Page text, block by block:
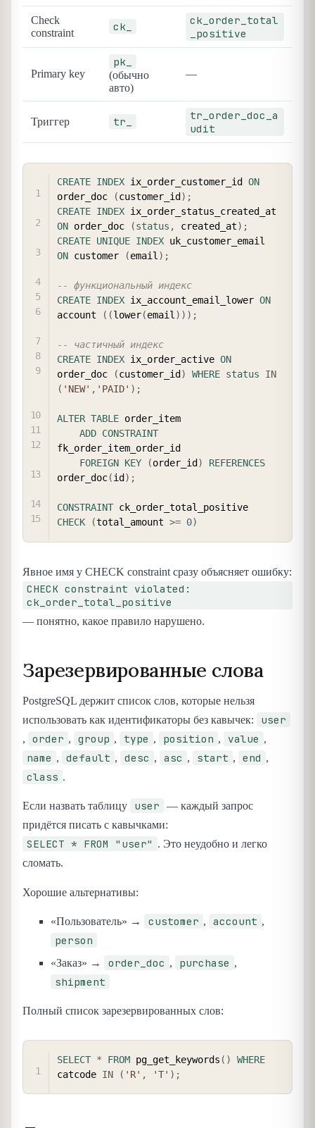
Check
constraint
ck_
ck_order_total
_positive
Primary key
pk_
(обычно
авто)
—
Триггер tr_
tr_order_doc_a
udit
CREATE INDEX ix_order_customer_id ON
order_doc
(customer_id ) ;
CREATE INDEX
ON order_doc (status , created_at) ;
CREATE UNIQUE INDEX
ON customer (email) ;
-- функциональный индекс
CREATE INDEX ix_account_email_lower ON
account
( (lower(email) ) ) ;
-- частичный индекс
CREATE INDEX ix_order_active ON
order_doc
(customer_id ) WHERE status
IN
( 'NEW' , 'PAID' ) ;
ALTER TABLE order_item
ADD CONSTRAINT
fk_order_item_order_id
FOREIGN KEY (order_id )
REFERENCES
order_doc(id ) ;
CONSTRAINT
CHECK
(total_amount >= 0)
COPY
Явное имя у CHECK constraint сразу объясняет ошибку:
CHECK constraint violated:
ck_order_total_positive
— понятно, какое правило нарушено.
Зарезервированные слова
PostgreSQL держит список слов, которые нельзя
использовать как идентификаторы без кавычек:
user
, order , group , type , position , value ,
name , default , desc , asc , start , end ,
class .
Если назвать таблицу user
— каждый запрос
придётся писать с кавычками:
SELECT * FROM "user" . Это неудобно и легко
сломать.
Хорошие альтернативы:
«Пользователь» → customer , account ,
person
«Заказ» → order_doc , purchase ,
shipment
Полный список зарезервированных слов:
SELECT * FROM pg_get_keywords ( )
WHERE
catcode IN ( 'R' , 'T' ) ;